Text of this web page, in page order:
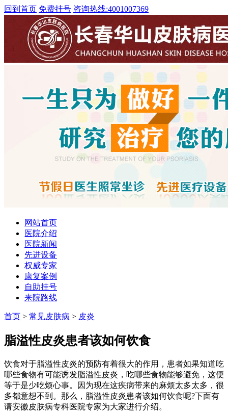
回到首页 免费挂号 咨询热线:4001007369
网站首页
医院介绍
医院新闻
先进设备
权威专家
康复案例
自助挂号
来院路线
首页 > 常见皮肤病 > 皮炎
脂溢性皮炎患者该如何饮食
饮食对于脂溢性皮炎的预防有着很大的作用，患者如果知道吃
哪些食物有可能诱发脂溢性皮炎，吃哪些食物能够避免，这便
等于是少吃烦心事。因为现在这疾病带来的麻烦太多太多，很
多都意想不到。那么，脂溢性皮炎患者该如何饮食呢?下面有
请安徽皮肤病专科医院专家为大家进行介绍。